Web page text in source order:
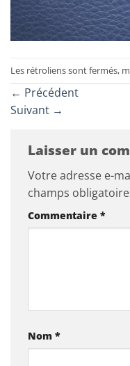
Les rétroliens sont fermés,
← Précédent
Suivant →
Laisser un
Votre adresse e-
champs
Commentaire *
Nom *